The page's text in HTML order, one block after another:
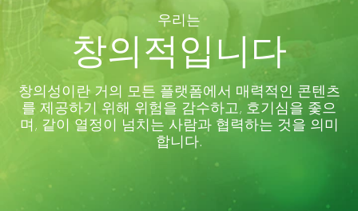
우리는
창의적입니다
창의성이란 거의 모든 플랫폼에서 매력적인 콘텐츠
를 제공하기 위해 위험을 감수하고, 호기심을 좇으
며, 같이 열정이 넘치는 사람과 협력하는 것을 의미
합니다.